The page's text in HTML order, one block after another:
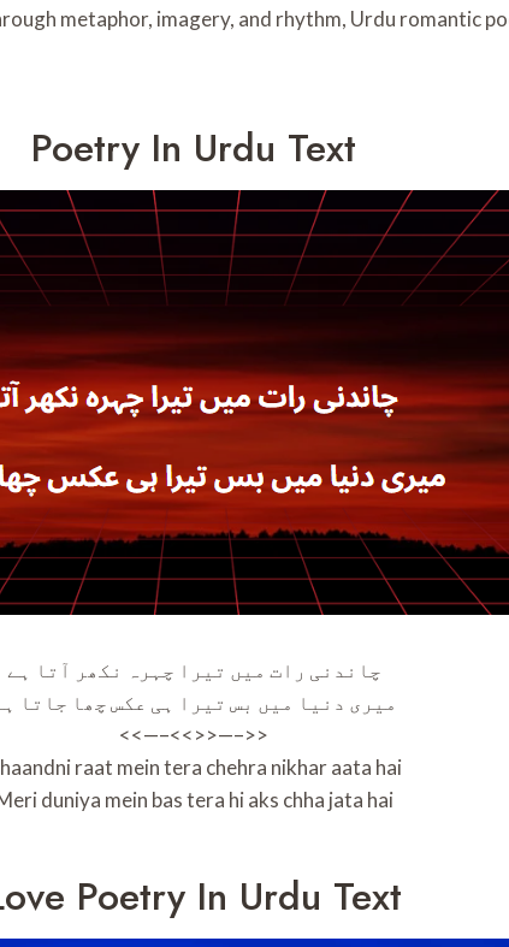
metaphor, imagery, and rhythm, Urdu romantic
Poetry In Urdu Text
چاندنی رات میں تیرا چہرہ نکھر آتا ہے
میری دنیا میں بس تیرا ہی عکس چھا جاتا
<<—–<<>>—–>>
raat mein tera chehra nikhar aata hai
duniya mein bas tera hi aks chha jata hai
Poetry In Urdu Text